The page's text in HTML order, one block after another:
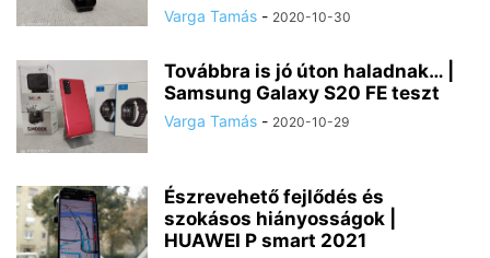
Varga Tamás - 2020-10-30
Továbbra is jó úton haladnak… |
Samsung Galaxy S20 FE teszt
Varga Tamás - 2020-10-29
Észrevehető fejlődés és
szokásos hiányosságok |
HUAWEI P smart 2021